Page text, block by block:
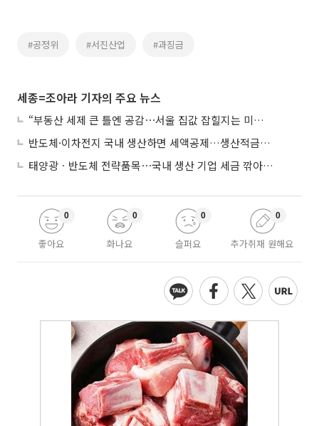
#공정위 #서진산업 #과징금
세종=조아라 기자의 주요 뉴스
“부동산 세제 큰 틀엔 공감⋯서울 집값 잡힐지는 미지수”
반도체·이차전지 국내 생산하면 세액공제…생산적금융 ISA 신설
태양광ㆍ반도체 전략품목⋯국내 생산 기업 세금 깎아준다
좋아요
0
화나요
0
슬퍼요
0
추가취재 원해요
0